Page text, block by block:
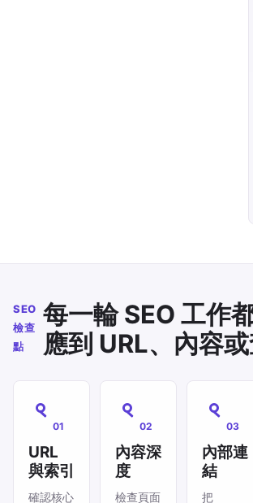
SEO
檢查
點
每一輪 SEO 工作
應到 URL、內容
01
URL
與索引
確認核心
02
內容深
度
檢查頁面
03
內部連
結
把